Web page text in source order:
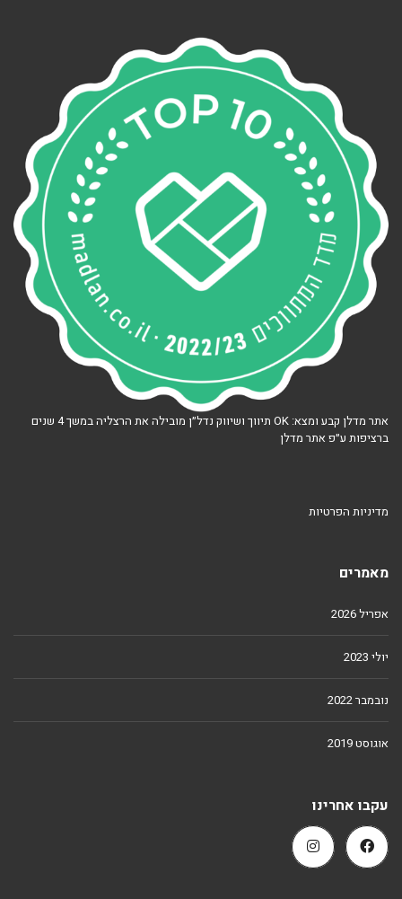
אתר מדלן קבע ומצא: OK תיווך ושיווק נדל״ן מובילה את הרצליה במשך 4 שנים
ברציפות ע״פ אתר מדלן
מדיניות הפרטיות
מאמרים
אפריל 2026
יולי 2023
נובמבר 2022
אוגוסט 2019
עקבו אחרינו